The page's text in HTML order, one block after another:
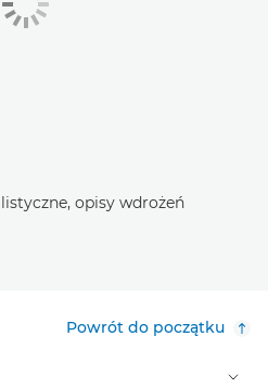
opisy wdrożeń
Powrót do początku